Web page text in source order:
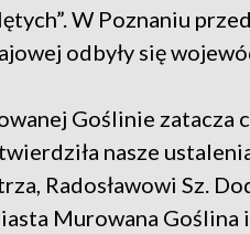
W Poznaniu
odbyły się
Goślinie zatacza
nasze
Radosławowi Sz.
Murowana Goślina i